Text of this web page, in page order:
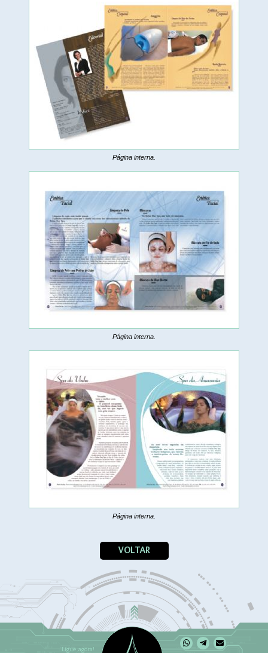
Página interna.
Página interna.
Página interna.
VOLTAR
Ligue agora!